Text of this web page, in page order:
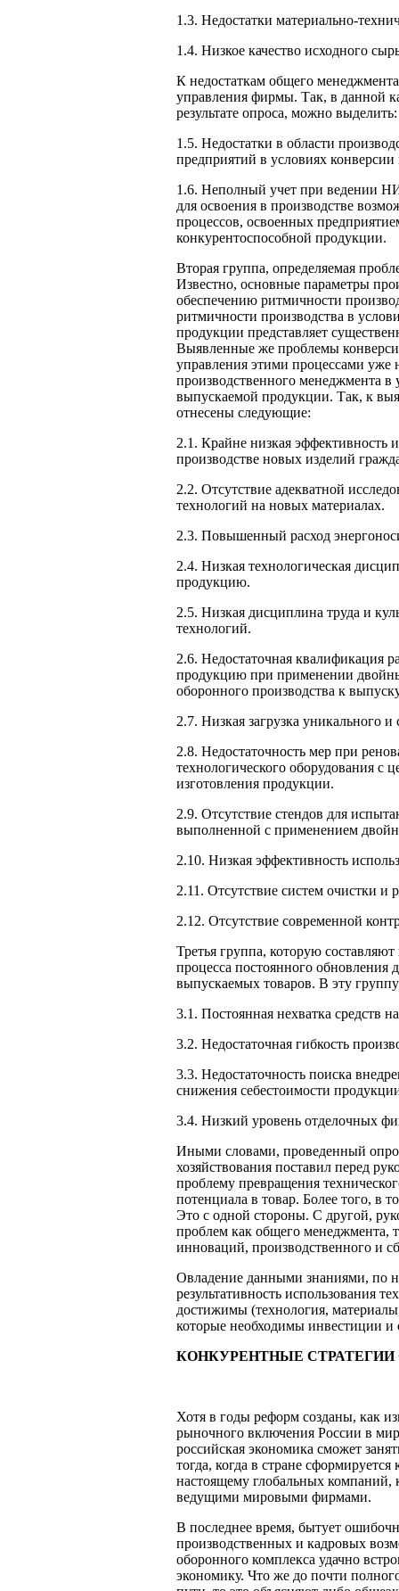
1.3. Недостатки материально-
1.4. Низкое качество исходного
К недостаткам общего менеджмента
управления фирмы. Так, в данной
результате опроса, можно выделить:
1.5. Недостатки в области
предприятий в условиях
1.6. Неполный учет при ведении
для освоения в производстве
процессов, освоенных
конкурентоспособной продукции.
Вторая группа, определяемая
Известно, основные параметры
обеспечению ритмичности
ритмичности производства в
продукции представляет
Выявленные же проблемы
управления этими процессами уже
производственного менеджмента
выпускаемой продукции. Так, к
отнесены следующие:
2.1. Крайне низкая эффективность
производстве новых изделий
2.2. Отсутствие адекватной
технологий на новых материалах.
2.3. Повышенный расход
2.4. Низкая технологическая
продукцию.
2.5. Низкая дисциплина труда и
технологий.
2.6. Недостаточная квалификация
продукцию при применении
оборонного производства к
2.7. Низкая загрузка уникального
2.8. Недостаточность мер при
технологического оборудования с
изготовления продукции.
2.9. Отсутствие стендов для
выполненной с применением
2.10. Низкая эффективность
2.11. Отсутствие систем очистки и
2.12. Отсутствие современной
Третья группа, которую
процесса постоянного обновления
выпускаемых товаров. В эту
3.1. Постоянная нехватка средств
3.2. Недостаточная гибкость
3.3. Недостаточность поиска
снижения себестоимости
3.4. Низкий уровень отделочных
Иными словами, проведенный
хозяйствования поставил перед
проблему превращения
потенциала в товар. Более того, в
Это с одной стороны. С другой,
проблем как общего менеджмента,
инноваций, производственного и
Овладение данными знаниями, по
результативность использования
достижимы (технология,
которые необходимы инвестиции и
КОНКУРЕНТНЫЕ
Хотя в годы реформ созданы, как
рыночного включения России в
российская экономика сможет
тогда, когда в стране
настоящему глобальных компаний,
ведущими мировыми фирмами.
В последнее время, бытует
производственных и кадровых
оборонного комплекса удачно
экономику. Что же до почти